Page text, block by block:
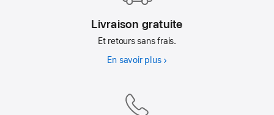
Livraison gratuite
Et retours sans frais.
En savoir plusLivraison